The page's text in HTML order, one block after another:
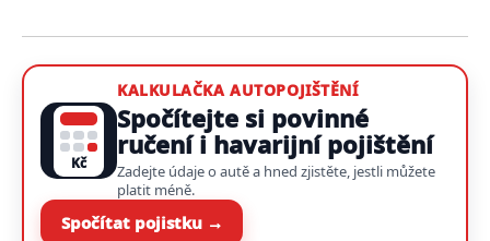
Kč
KALKULAČKA AUTOPOJIŠTĚNÍ
Spočítejte si povinné
ručení i havarijní pojištění
Zadejte údaje o autě a hned zjistěte, jestli můžete
platit méně.
Spočítat pojistku →